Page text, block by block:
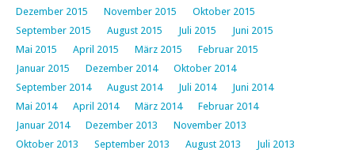
Dezember 2015
November 2015
Oktober 2015
September 2015
August 2015 Juli 2015
Juni 2015
Mai 2015
April 2015 März 2015
Februar 2015
Januar 2015
Dezember 2014
Oktober 2014
September 2014
August 2014 Juli 2014
Juni 2014
Mai 2014
April 2014 März 2014
Februar 2014
Januar 2014
Dezember 2013
November 2013
Oktober 2013
September 2013 August 2013
Juli 2013